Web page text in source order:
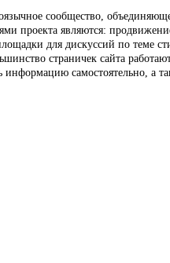
сообщество,
проекта являются:
для дискуссий по теме
страничек сайта
самостоятельно, а